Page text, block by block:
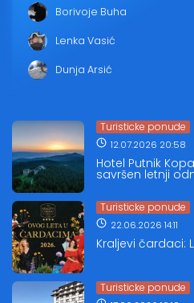
Borivoje Buha
Lenka Vasić
Dunja Arsić
Turisticke ponude
12.07.2026 20:58
Hotel Putnik
savršen letnji
Turisticke ponude
22.06.2026 14:11
Kraljevi čardaci:
Turisticke ponude